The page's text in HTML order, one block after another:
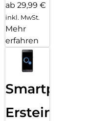
ab 29,99 €
inkl. MwSt.
Mehr
erfahren
Smartphone